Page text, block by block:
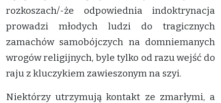
rozkoszach/-że odpowiednia indoktrynacja
prowadzi młodych ludzi do tragicznych
zamachów samobójczych na domniemanych
wrogów religijnych, byle tylko od razu wejść do
raju z kluczykiem zawieszonym na szyi.
Niektórzy utrzymują kontakt ze zmarłymi, a